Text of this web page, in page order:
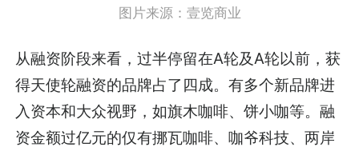
图片来源：壹览商业
从融资阶段来看，过半停留在A轮及A轮以前，获
得天使轮融资的品牌占了四成。有多个新品牌进
入资本和大众视野，如旗木咖啡、饼小咖等。融
资金额过亿元的仅有挪瓦咖啡、咖爷科技、两岸